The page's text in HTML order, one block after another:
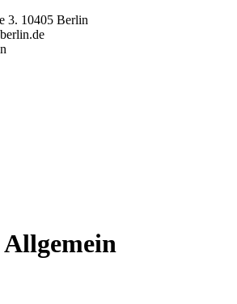
3. 10405 Berlin
Allgemein